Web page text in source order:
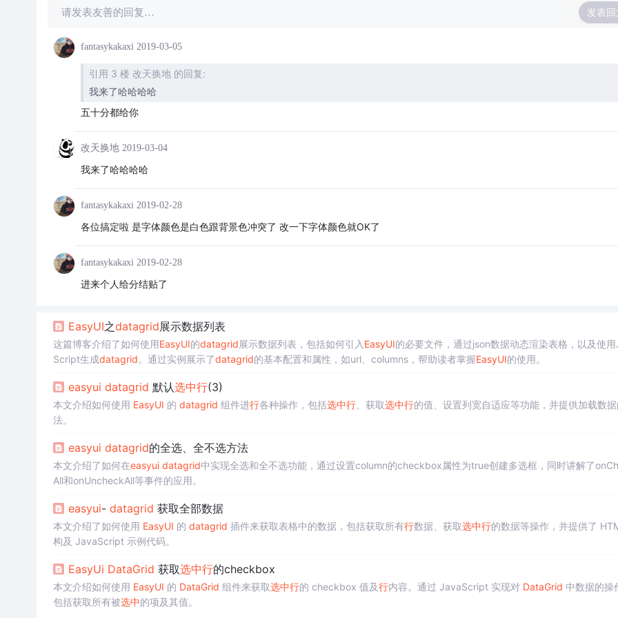
请发表友善的回复… 发表回
fantasykakaxi 2019-03-05
引用 3 楼 改天换地 的回复:
我来了哈哈哈哈
五十分都给你
改天换地 2019-03-04
我来了哈哈哈哈
fantasykakaxi 2019-02-28
各位搞定啦 是字体颜色是白色跟背景色冲突了 改一下字体颜色就OK了
fantasykakaxi 2019-02-28
进来个人给分结贴了
EasyUI之datagrid展示数据列表
这篇博客介绍了如何使用EasyUI的datagrid展示数据列表，包括如何引入 EasyUI的必要文件，通过json数据动态渲染表格，以及使
Script生成datagrid。通过实例展示了datagrid的基本配置和属性，如url、columns，帮助读者掌握EasyUI的使用。
easyui datagrid 默认选中行(3)
本文介绍如何使用 EasyUI 的 datagrid 组件进行各种操作，包括选中行、获取选中行的值、设置列宽自适应等功能，并提供加载数
法。
easyui datagrid的全选、全不选方法
本文介绍了如何在easyui datagrid中实现全选和全不选功能，通过设置column的checkbox属性为true创建多选框，同时讲解了
All和onUncheckAll等事件的应用。
easyui- datagrid 获取全部数据
本文介绍了如何使用 EasyUI 的 datagrid 插件来获取表格中的数据，包括获取所有行数据、获取选中行的数据等操作，并提供了
构及 JavaScript 示例代码。
EasyUi DataGrid 获取选中行的checkbox
本文介绍如何使用 EasyUI 的 DataGrid 组件来获取选中行的 checkbox 值及行内容。通过 JavaScript 实现对 DataGrid 中数据的操
包括获取所有被选中的项及其值。